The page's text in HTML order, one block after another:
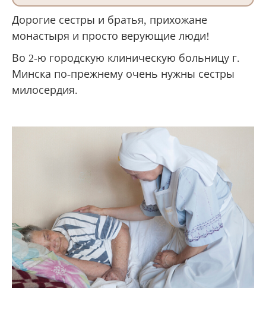
Дорогие сестры и братья, прихожане
монастыря и просто верующие люди!
Во 2-ю городскую клиническую больницу г.
Минска по-прежнему очень нужны сестры
милосердия.